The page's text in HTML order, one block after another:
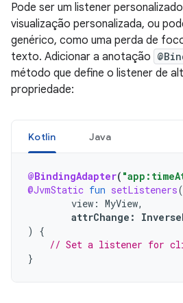
Pode ser um listener
visualização personalizada, ou
genérico, como uma perda de
texto. Adicionar a anotação
método que define o listener de
propriedade:
Kotlin Java
@BindingAdapter(
@JvmStatic fun setListeners(
view : MyView,
attrChange :
)
{
// Set a listener for
}